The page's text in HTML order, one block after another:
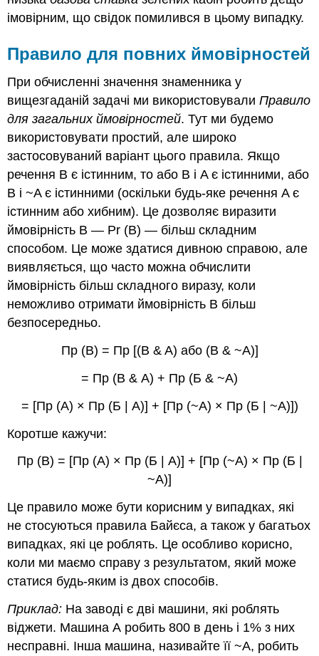
імовірним, що свідок помилився в цьому випадку.
Правило для повних ймовірностей
При обчисленні значення знаменника у
вищезгаданій задачі ми використовувалиПравило
для загальних ймовірностей. Тут ми будемо
використовувати простий, але широко
застосовуваний варіант цього правила. Якщо
речення B є істинним, то або B і A є істинними, або
B і ~A є істинними (оскільки будь-яке речення A є
істинним або хибним). Це дозволяє виразити
ймовірність B — Pr (B) — більш складним
способом. Це може здатися дивною справою, але
виявляється, що часто можна обчислити
ймовірність більш складного виразу, коли
неможливо отримати ймовірність B більш
безпосередньо.
Пр (В) = Пр [(B & A) або (B & ~A)]
= Пр (В & А) + Пр (Б & ~А)
= [Пр (А) × Пр (Б | А)] + [Пр (~А) × Пр (Б | ~А)])
Коротше кажучи:
Пр (В) = [Пр (А) × Пр (Б | А)] + [Пр (~А) × Пр (Б |
~А)]
Це правило може бути корисним у випадках, які
не стосуються правила Байєса, а також у багатьох
випадках, які це роблять. Це особливо корисно,
коли ми маємо справу з результатом, який може
статися будь-яким із двох способів.
Приклад: На заводі є дві машини, які роблять
віджети. Машина А робить 800 в день і 1% з них
несправні. Інша машина, називайте її ~A, робить